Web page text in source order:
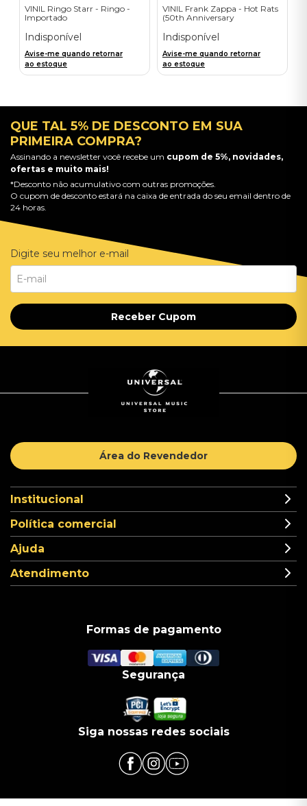
VINIL Ringo Starr - Ringo -
Importado
Indisponível
Avise-me quando retornar
ao estoque
VINIL Frank Zappa - Hot Rats
(50th Anniversary
Indisponível
Avise-me quando retornar
ao estoque
QUE TAL 5% DE DESCONTO EM SUA
PRIMEIRA COMPRA?
Assinando a newsletter você recebe um cupom de 5%, novidades,
ofertas e muito mais!
*Desconto não acumulativo com outras promoções.
O cupom de desconto estará na caixa de entrada do seu email dentro de
24 horas.
Digite seu melhor e-mail
Receber Cupom
Área do Revendedor
Institucional
Política comercial
Ajuda
Atendimento
Formas de pagamento
Segurança
Siga nossas redes sociais